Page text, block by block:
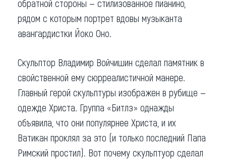
обратной стороны — стилизованное пианино,
рядом с которым портрет вдовы музыканта
авангардистки Йоко Оно.
Скульптор Владимир Войчишин сделал памятник в
свойственной ему сюрреалистичной манере.
Главный герой скульптуры изображен в рубище —
одежде Христа. Группа «Битлз» однажды
объявила, что они популярнее Христа, и их
Ватикан проклял за это (и только последний Папа
Римский простил). Вот почему скульптуор сделал